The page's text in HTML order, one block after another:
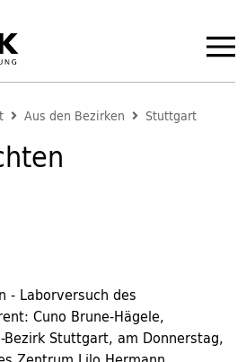
Aus den Bezirken Stuttgart
- Laborversuch des
Cuno Brune-Hägele,
Stuttgart, am Donnerstag,